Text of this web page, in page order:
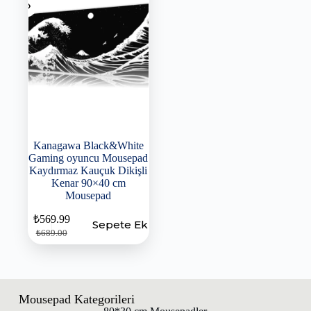
Kanagawa Black&White
Gaming oyuncu Mousepad
Kaydırmaz Kauçuk Dikişli
Kenar 90×40 cm
Mousepad
₺689.00
₺569.99 Sepete Ekle
Mousepad Kategorileri